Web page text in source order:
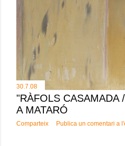
30.7.08
"RÀFOLS CASAMADA
A MATARÓ
Comparteix Publica un comentari a